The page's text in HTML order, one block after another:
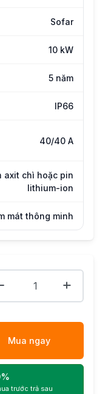
Sofar
10 kW
5 năm
IP66
40/40 A
axit chì hoặc pin
lithium-ion
mát thông minh
Mua ngay
trước trả sau